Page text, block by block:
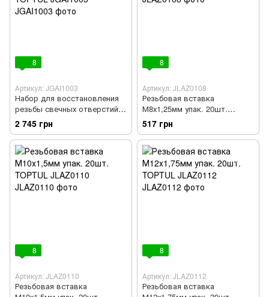
8
Артикул: JGAI1003
Набор для воcстановления
резьбы свечных отверстий
10ед. TOPTUL JGAI1003
2 745 грн
8
Артикул: JLAZ0108
Резьбовая вставка
М8х1,25мм упак. 20шт.
TOPTUL JLAZ0108
517 грн
8
Артикул: JLAZ0110
Резьбовая вставка
8
Артикул: JLAZ0112
Резьбовая вставка